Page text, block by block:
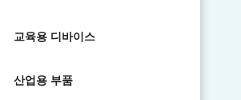
교육용 디바이스
산업용 부품